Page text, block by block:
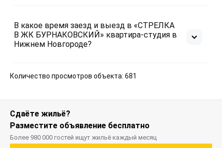
В какое время заезд и выезд в «СТРЕЛКА
В ЖК БУРНАКОВСКИЙ» квартира-студия в
Нижнем Новгороде?
Количество просмотров объекта: 681
Сдаёте жильё?
Разместите объявление бесплатно
Более 980 000 гостей ищут жильё каждый месяц